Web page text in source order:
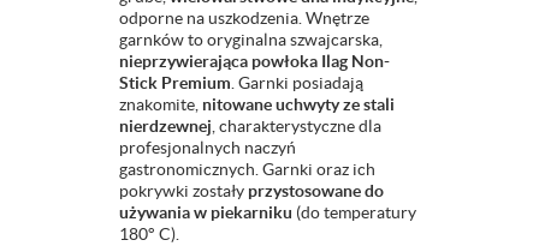
odporne na uszkodzenia. Wnętrze
garnków to oryginalna szwajcarska,
nieprzywierająca powłoka Ilag Non-
Stick Premium. Garnki posiadają
znakomite, nitowane uchwyty ze stali
nierdzewnej, charakterystyczne dla
profesjonalnych naczyń
gastronomicznych. Garnki oraz ich
pokrywki zostały przystosowane do
używania w piekarniku (do temperatury
180° C).